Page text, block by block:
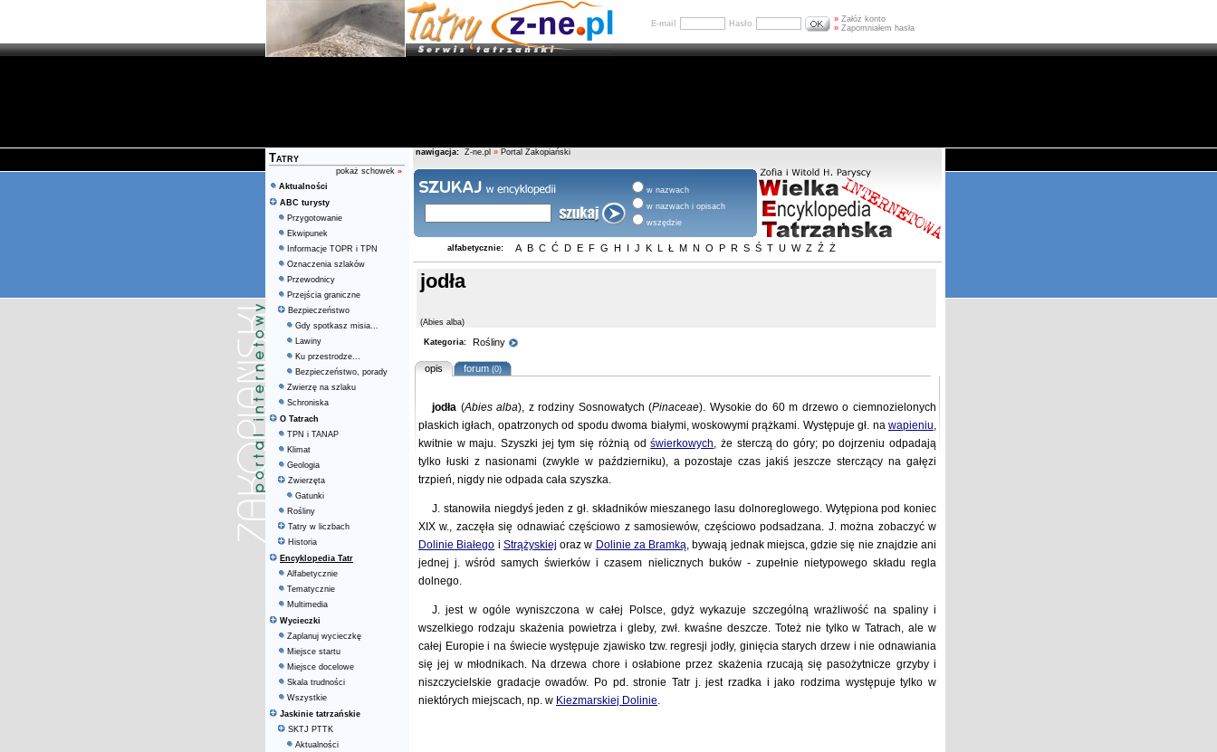
E-mail Hasło » Załóż konto
» Zapomniałem hasła
Tatry
pokaż schowek »
Aktualności
ABC turysty
Przygotowanie
Ekwipunek
Informacje TOPR i TPN
Oznaczenia szlaków
Przewodnicy
Przejścia graniczne
Bezpieczeństwo
Gdy spotkasz misia...
Lawiny
Ku przestrodze...
Bezpieczeństwo, porady
Zwierzę na szlaku
Schroniska
O Tatrach
TPN i TANAP
Klimat
Geologia
Zwierzęta
Gatunki
Rośliny
Tatry w liczbach
Historia
Encyklopedia Tatr
Alfabetycznie
Tematycznie
Multimedia
Wycieczki
Zaplanuj wycieczkę
Miejsce startu
Miejsce docelowe
Skala trudności
Wszystkie
Jaskinie tatrzańskie
SKTJ PTTK
Aktualności
nawigacja: Z-ne.pl » Portal Zakopiański
w nazwach
w nazwach i opisach
wszędzie
alfabetycznie: A B C Ć D E F G H I J K L Ł M N O P R S Ś T U W Z Ź Ż
jodła
(Abies alba)
Kategoria: Rośliny
opis forum(0)
jodła (Abies alba), z rodziny Sosnowatych (Pinaceae). Wysokie do 60 m drzewo o ciemnozielonych
płaskich igłach, opatrzonych od spodu dwoma białymi, woskowymi prążkami. Występuje gł. na wapieniu,
kwitnie w maju. Szyszki jej tym się różnią odświerkowych, że sterczą do góry; po dojrzeniu odpadają
tylko łuski z nasionami (zwykle w październiku), a pozostaje czas jakiś jeszcze sterczący na gałęzi
trzpień, nigdy nie odpada cała szyszka.
J. stanowiła niegdyś jeden z gł. składników mieszanego lasu dolnoreglowego. Wytępiona pod koniec
XIX w., zaczęła się odnawiać częściowo z samosiewów, częściowo podsadzana. J. można zobaczyć w
Dolinie Białego i Strążyskiej oraz w Dolinie za Bramką, bywają jednak miejsca, gdzie się nie znajdzie ani
jednej j. wśród samych świerków i czasem nielicznych buków - zupełnie nietypowego składu regla
dolnego.
J. jest w ogóle wyniszczona w całej Polsce, gdyż wykazuje szczególną wrażliwość na spaliny i
wszelkiego rodzaju skażenia powietrza i gleby, zwł. kwaśne deszcze. Toteż nie tylko w Tatrach, ale w
całej Europie i na świecie występuje zjawisko tzw. regresji jodły, ginięcia starych drzew i nie odnawiania
się jej w młodnikach. Na drzewa chore i osłabione przez skażenia rzucają się pasożytnicze grzyby i
niszczycielskie gradacje owadów. Po pd. stronie Tatr j. jest rzadka i jako rodzima występuje tylko w
niektórych miejscach, np. w Kiezmarskiej Dolinie.